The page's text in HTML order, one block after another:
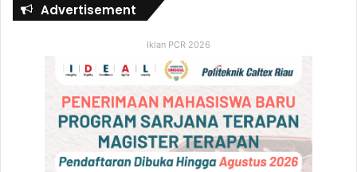
Advertisement
Iklan PCR 2026